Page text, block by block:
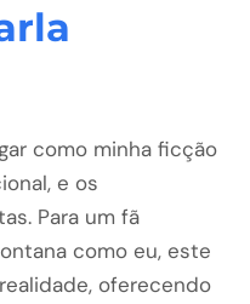
como minha ficção
e os
Para um fã
como eu, este
oferecendo